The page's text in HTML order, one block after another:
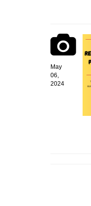
May
06,
2024